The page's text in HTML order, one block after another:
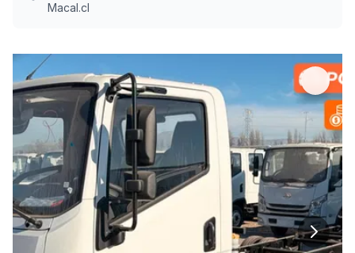
Macal.cl